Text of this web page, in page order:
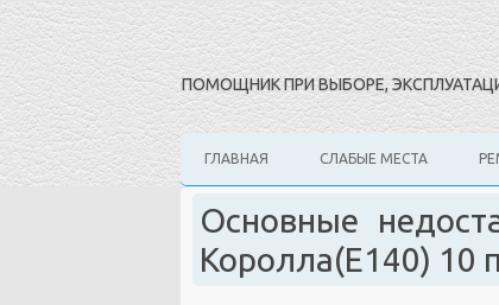
ПОМОЩНИК ПРИ ВЫБОРЕ,
ГЛАВНАЯ СЛАБЫЕ МЕСТА
Основные
Королла(Е140) 10